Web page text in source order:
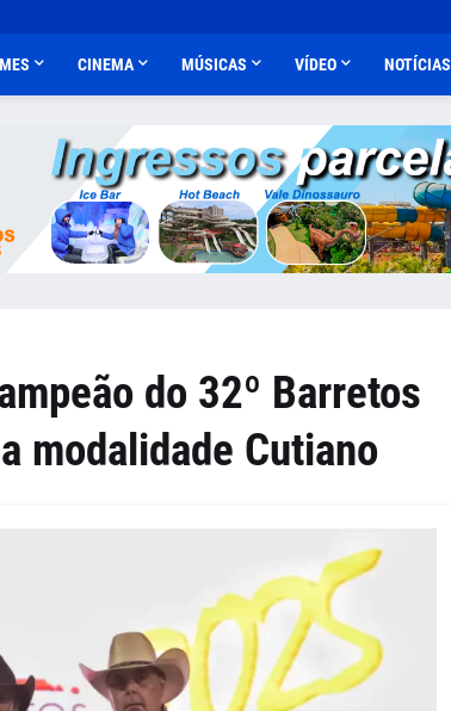
CINEMA MÚSICAS VÍDEO NOTÍCIAS
do 32º Barretos
modalidade Cutiano